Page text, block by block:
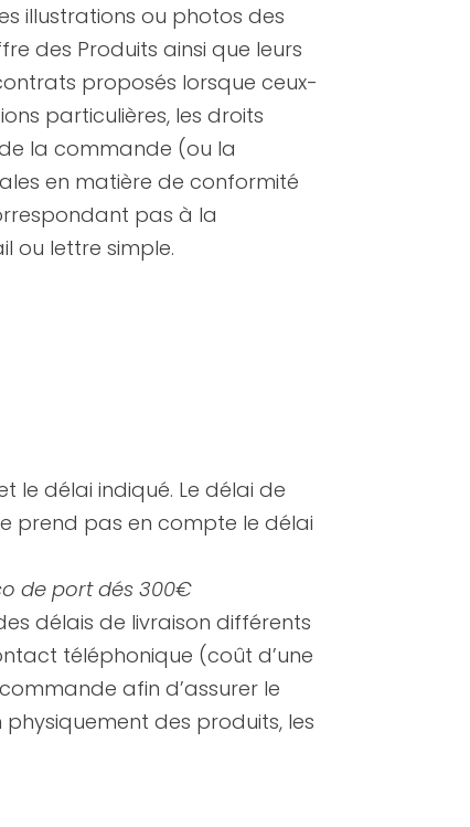
illustrations ou photos des
des Produits ainsi que leurs
proposés lorsque ceux-
particulières, les droits
la commande (ou la
en matière de conformité
pas à la
ou lettre simple.
le délai indiqué. Le délai de
prend pas en compte le délai
de port dés 300€
délais de livraison différents
téléphonique (coût d’une
afin d’assurer le
des produits, les